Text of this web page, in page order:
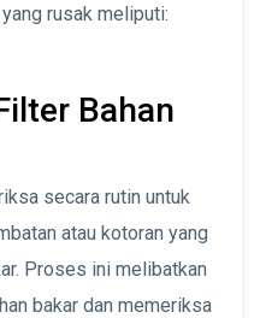
rusak meliputi:
Bahan
secara rutin untuk
atau kotoran yang
Proses ini melibatkan
bakar dan memeriksa